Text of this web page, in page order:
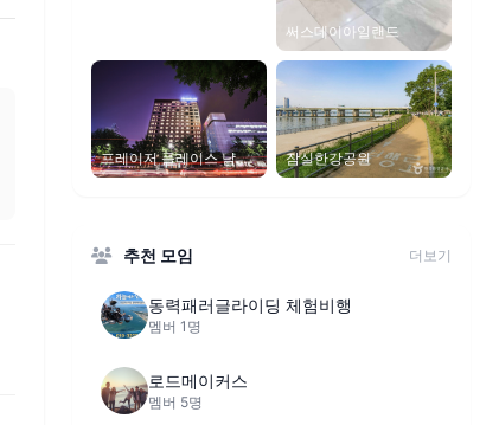
써스데이아일랜드
프레이저 플레이스 남대
문 서울
잠실한강공원
추천 모임 더보기
동력패러글라이딩 체험비행
멤버 1명
로드메이커스
멤버 5명